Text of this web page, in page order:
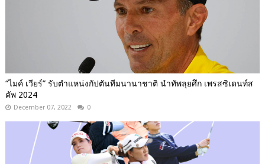
“ไมค์ เวียร์” รับตำแหน่งกัปตันทีมนานาชาติ นำทัพลุยศึก เพรสซิเดนท์ส
คัพ 2024
December 07, 2022 0